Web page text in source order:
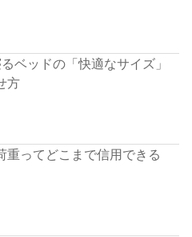
ベッドの「快適なサイズ」
方
重ってどこまで信用できる